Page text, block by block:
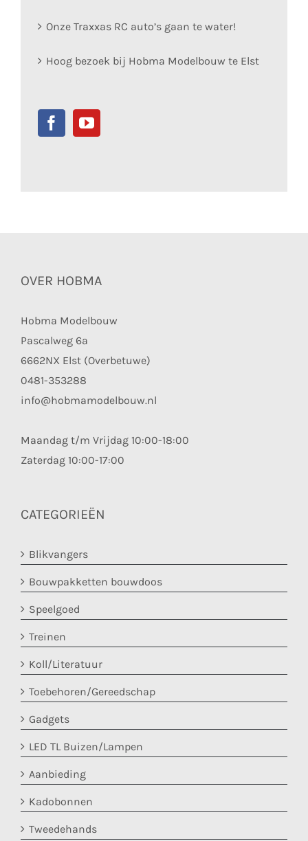
Onze Traxxas RC auto’s gaan te water!
Hoog bezoek bij Hobma Modelbouw te Elst
OVER HOBMA
Hobma Modelbouw
Pascalweg 6a
6662NX Elst (Overbetuwe)
0481-353288
info@hobmamodelbouw.nl
Maandag t/m Vrijdag 10:00-18:00
Zaterdag 10:00-17:00
CATEGORIEËN
Blikvangers
Bouwpakketten bouwdoos
Speelgoed
Treinen
Koll/Literatuur
Toebehoren/Gereedschap
Gadgets
LED TL Buizen/Lampen
Aanbieding
Kadobonnen
Tweedehands